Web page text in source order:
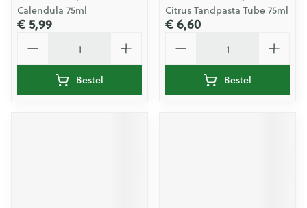
Calendula 75ml
€ 5,99
Bestel
Citrus Tandpasta Tube 75ml
€ 6,60
Bestel